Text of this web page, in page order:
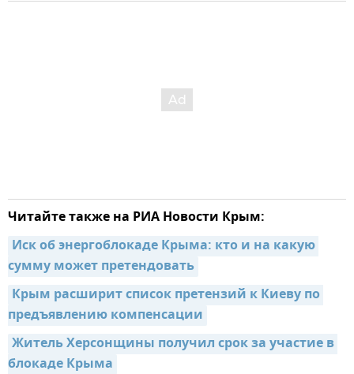
Читайте также на РИА Новости Крым:
Иск об энергоблокаде Крыма: кто и на какую
сумму может претендовать
Крым расширит список претензий к Киеву по
предъявлению компенсации
Житель Херсонщины получил срок за участие в
блокаде Крыма